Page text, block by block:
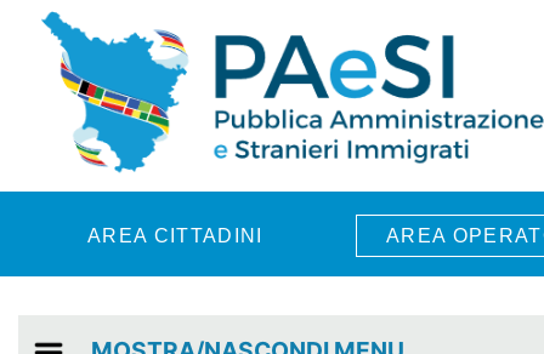
Skip to main content
AREA CITTADINI AREA